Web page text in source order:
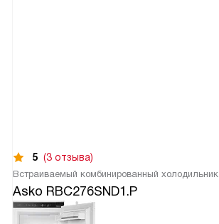
5 (3 отзыва)
Встраиваемый комбинированный холодильник
Asko RBC276SND1.P
109 900руб.